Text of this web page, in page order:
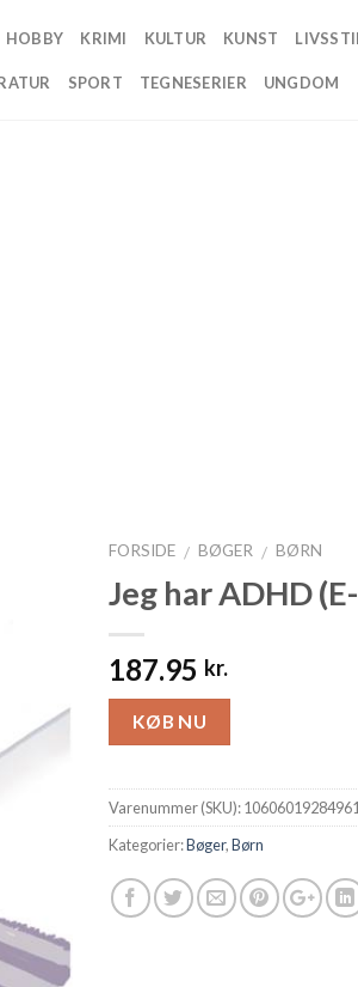
HOBBY KRIMI KULTUR KUNST
SPORT TEGNESERIER UNGDOM
FORSIDE / BØGER / BØRN
Jeg har ADHD
187.95 kr.
KØB NU
Varenummer (SKU):
Kategorier:Bøger,Børn